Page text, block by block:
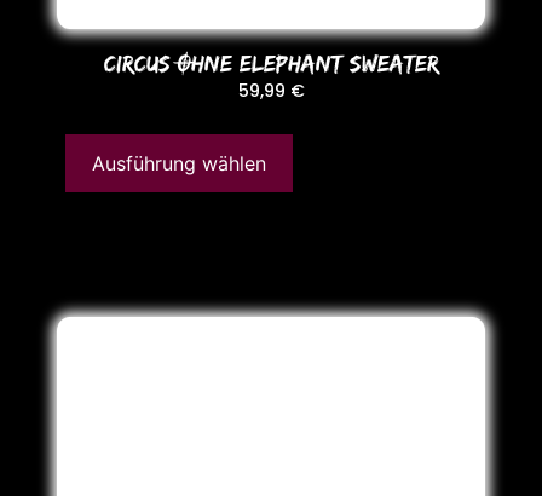
CIRCUS OHNE ELEPHANT SWEATER
59,99 €
Ausführung wählen